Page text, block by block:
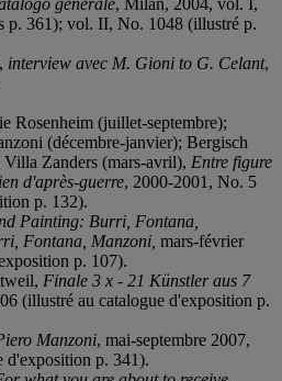
p. 361); vol. II, No. 1048 (illustré p.
, interview avec M. Gioni to G. Celant,
Rosenheim (juillet-septembre);
(décembre-janvier); Bergisch
Zanders (mars-avril), Entre figure
d'après-guerre, 2000-2001, No. 5
p. 132).
Painting: Burri, Fontana,
Fontana, Manzoni mars-février
p. 107).
Finale 3 x - 21 Künstler aus 7
(illustré au catalogue d'exposition p.
Manzoni, mai-septembre 2007,
d'exposition p. 341).